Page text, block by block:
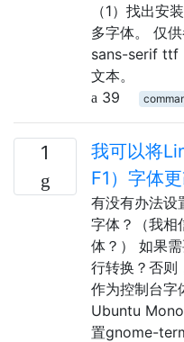
（1）找出安
多字体。 仅
sans-serif ttf
文本。
39
1
我可以将
F1）字体
有没有办法设
字体？（我相
体？） 如果
行转换？否
作为控制台字
Ubuntu
置gnome-